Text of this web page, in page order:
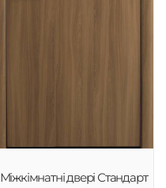
Міжкімнатні двері Стандарт